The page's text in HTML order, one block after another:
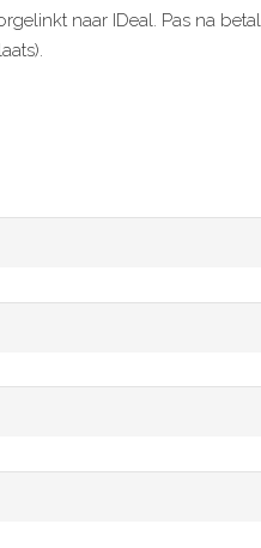
naar IDeal. Pas na